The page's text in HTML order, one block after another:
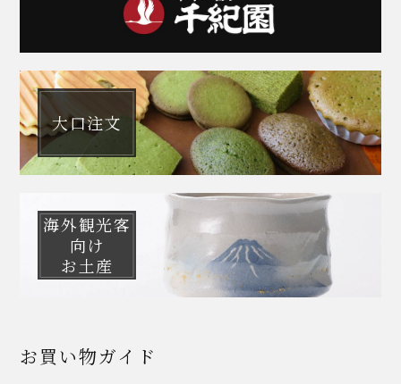
大口注文
海外観光客
向け
お土産
お買い物ガイド